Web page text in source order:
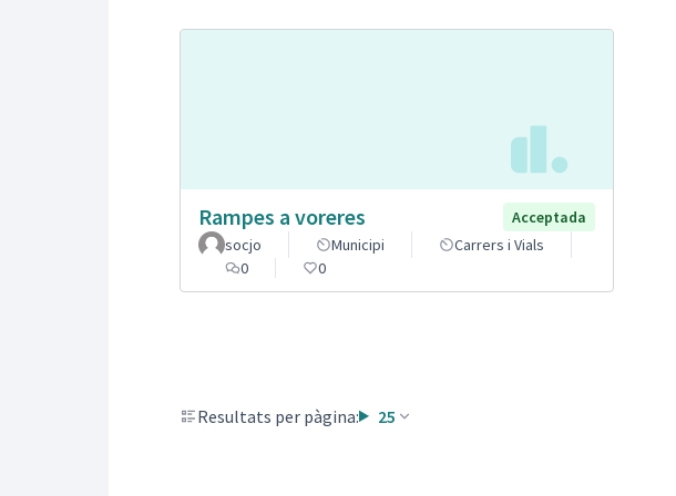
Rampes a voreres
Acceptada
socjo
Municipi
Carrers i Vials
0
0
Resultats per pàgina: 25